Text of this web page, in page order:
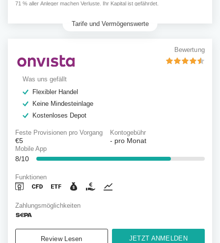
71 % aller Anleger machen Verluste. Ihr Kapital ist gefährdet.
Tarife und Vermögenswerte
Bewertung
Was uns gefällt
Flexibler Handel
Keine Mindesteinlage
Kostenloses Depot
Feste Provisionen pro Vorgang
€5
Kontogebühr
- pro Monat
Mobile App
8/10
Funktionen
Zahlungsmöglichkeiten
Review Lesen JETZT ANMELDEN